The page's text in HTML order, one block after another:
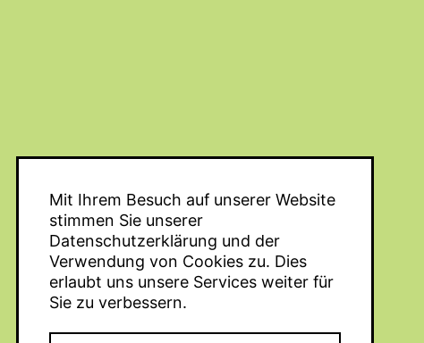
Mit Ihrem Besuch auf unserer Website
stimmen Sie unserer
Datenschutzerklärung und der
Verwendung von Cookies zu. Dies
erlaubt uns unsere Services weiter für
Sie zu verbessern.